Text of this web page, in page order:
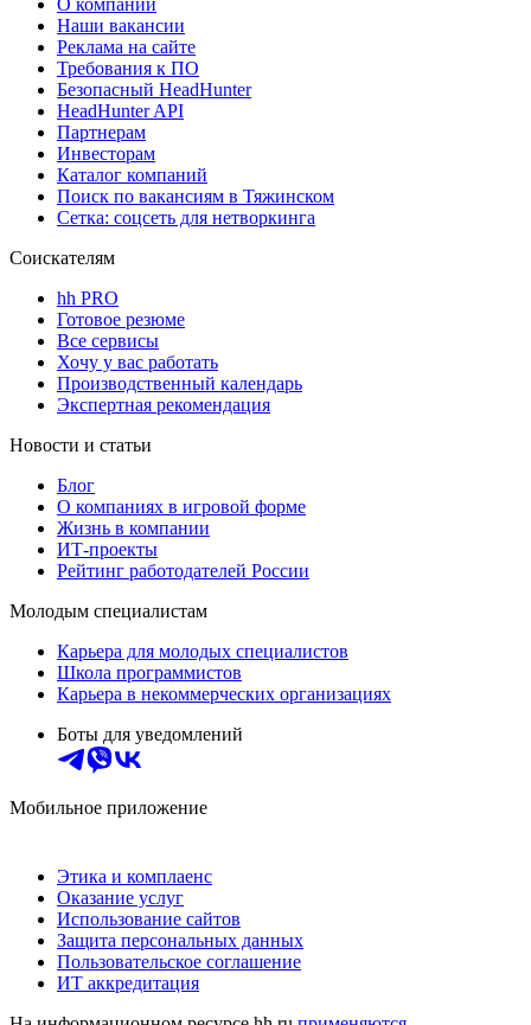
Наши вакансии
Реклама на сайте
Требования к ПО
Безопасный HeadHunter
HeadHunter API
Партнерам
Инвесторам
Каталог компаний
Поиск по вакансиям в Тяжинском
Сетка: соцсеть для нетворкинга
Соискателям
hh PRO
Готовое резюме
Все сервисы
Хочу у вас работать
Производственный календарь
Экспертная рекомендация
Новости и статьи
Блог
О компаниях в игровой форме
Жизнь в компании
ИТ-проекты
Рейтинг работодателей России
Молодым специалистам
Карьера для молодых специалистов
Школа программистов
Карьера в некоммерческих организациях
Боты для уведомлений
Мобильное приложение
Этика и комплаенс
Оказание услуг
Использование сайтов
Защита персональных данных
Пользовательское соглашение
ИТ аккредитация